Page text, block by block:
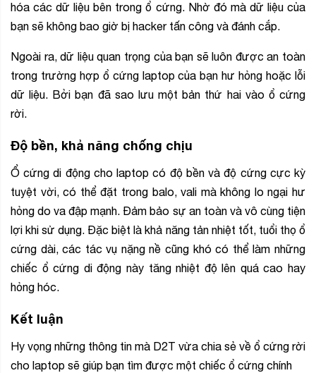
hóa các dữ liệu bên trong ổ cứng. Nhờ đó mà dữ liệu của
bạn sẽ không bao giờ bị hacker tấn công và đánh cắp.
Ngoài ra, dữ liệu quan trọng của bạn sẽ luôn được an toàn
trong trường hợp ổ cứng laptop của bạn hư hỏng hoặc lỗi
dữ liệu. Bởi bạn đã sao lưu một bản thứ hai vào ổ cứng
rời.
Độ bền, khả năng chống chịu
Ổ cứng di động cho laptop có độ bền và độ cứng cực kỳ
tuyệt vời, có thể đặt trong balo, vali mà không lo ngại hư
hỏng do va đập mạnh. Đảm bảo sự an toàn và vô cùng tiện
lợi khi sử dụng. Đặc biệt là khả năng tản nhiệt tốt, tuổi thọ ổ
cứng dài, các tác vụ nặng nề cũng khó có thể làm những
chiếc ổ cứng di động này tăng nhiệt độ lên quá cao hay
hỏng hóc.
Kết luận
Hy vọng những thông tin mà D2T vừa chia sẻ về ổ cứng rời
cho laptop sẽ giúp bạn tìm được một chiếc ổ cứng chính